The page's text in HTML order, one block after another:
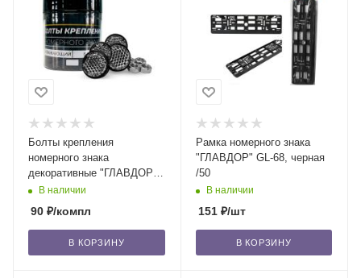
Болты крепления
номерного знака
декоративные "ГЛАВДОР"
GL-133 отражающие, белые
(4 шт.) /26
В наличии
90 ₽/компл
В КОРЗИНУ
Рамка номерного знака
"ГЛАВДОР" GL-68, черная
/50
В наличии
151₽/шт
В КОРЗИНУ